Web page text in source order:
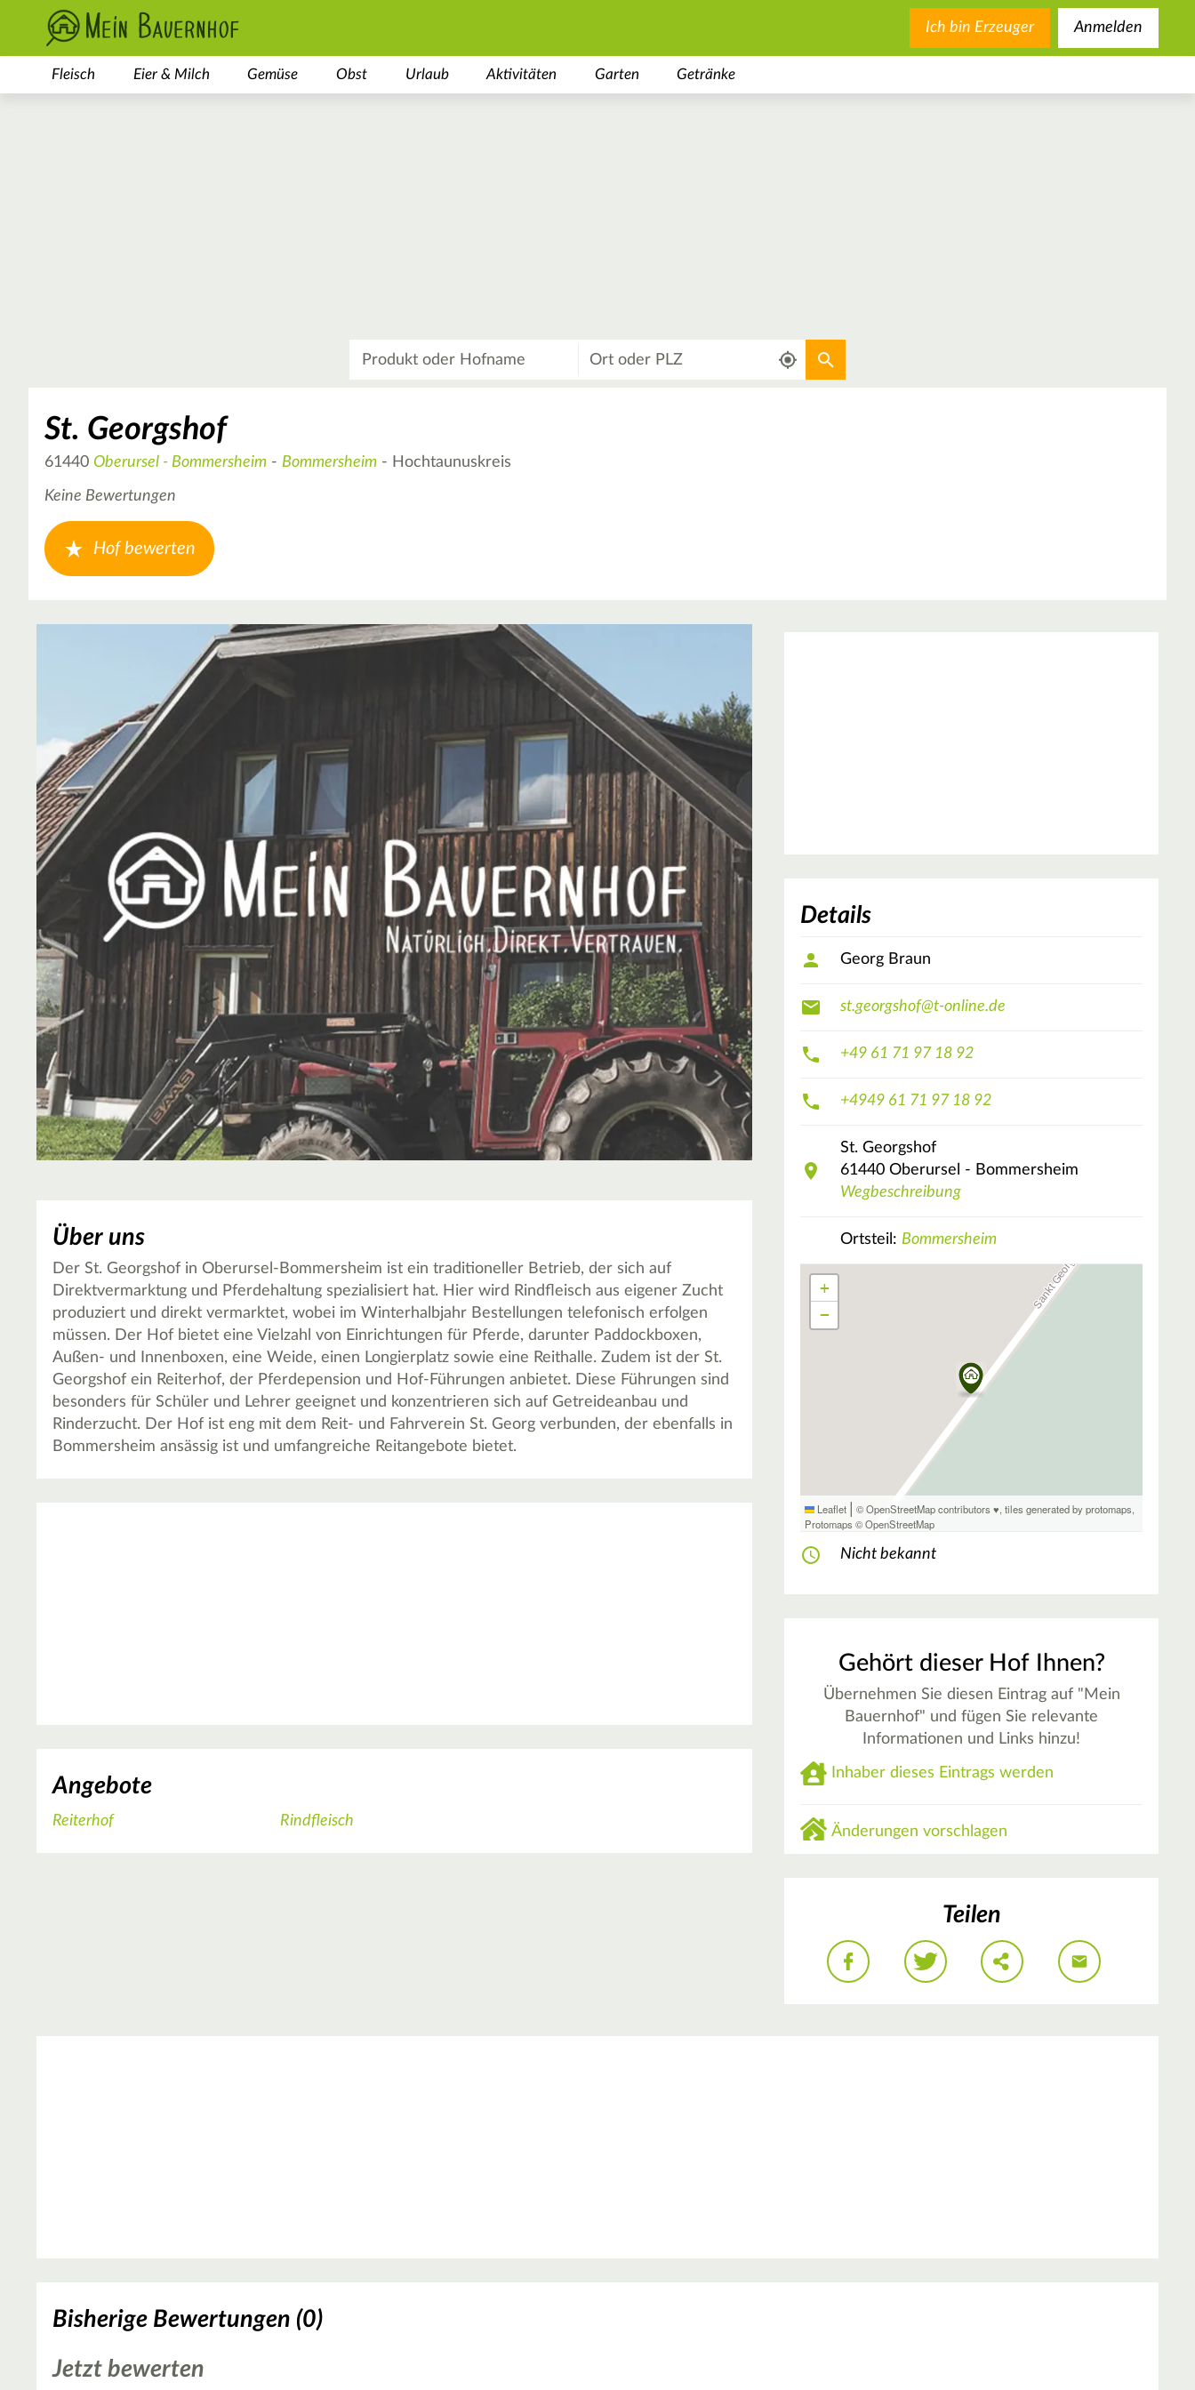
Ich bin Erzeuger Anmelden
Fleisch Eier & Milch Gemüse Obst Urlaub Aktivitäten Garten Getränke
Aktuellen Standort verwenden
St. Georgshof
61440 Oberursel - Bommersheim - Bommersheim - Hochtaunuskreis
Keine Bewertungen
Hof bewerten
Über uns
Der St. Georgshof in Oberursel-Bommersheim ist ein traditioneller Betrieb, der sich auf
Direktvermarktung und Pferdehaltung spezialisiert hat. Hier wird Rindfleisch aus eigener Zucht
produziert und direkt vermarktet, wobei im Winterhalbjahr Bestellungen telefonisch erfolgen
müssen. Der Hof bietet eine Vielzahl von Einrichtungen für Pferde, darunter Paddockboxen,
Außen- und Innenboxen, eine Weide, einen Longierplatz sowie eine Reithalle. Zudem ist der St.
Georgshof ein Reiterhof, der Pferdepension und Hof-Führungen anbietet. Diese Führungen sind
besonders für Schüler und Lehrer geeignet und konzentrieren sich auf Getreideanbau und
Rinderzucht. Der Hof ist eng mit dem Reit- und Fahrverein St. Georg verbunden, der ebenfalls in
Bommersheim ansässig ist und umfangreiche Reitangebote bietet.
Angebote
Reiterhof Rindfleisch
Details
Georg Braun
st.georgshof@t-online.de
+49 61 71 97 18 92
+4949 61 71 97 18 92
St. Georgshof
61440 Oberursel - Bommersheim
Wegbeschreibung
Ortsteil: Bommersheim
+
−
Leaflet | © OpenStreetMap contributors ♥,tiles generated by protomaps,
Protomaps ©OpenStreetMap
Nicht bekannt
Gehört dieser Hof Ihnen?
Übernehmen Sie diesen Eintrag auf "Mein
Bauernhof" und fügen Sie relevante
Informationen und Links hinzu!
Inhaber dieses Eintrags werden
Änderungen vorschlagen
Teilen
Bisherige Bewertungen (0)
Jetzt bewerten